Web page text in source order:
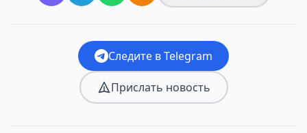
Следите в Telegram
Прислать новость